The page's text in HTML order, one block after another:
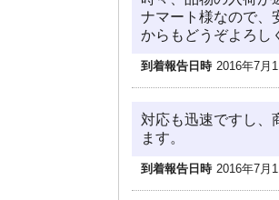
ナマート様なので、
からもどうぞよろし
到着報告日時 2016年7月
対応も迅速ですし、
ます。
到着報告日時 2016年7月